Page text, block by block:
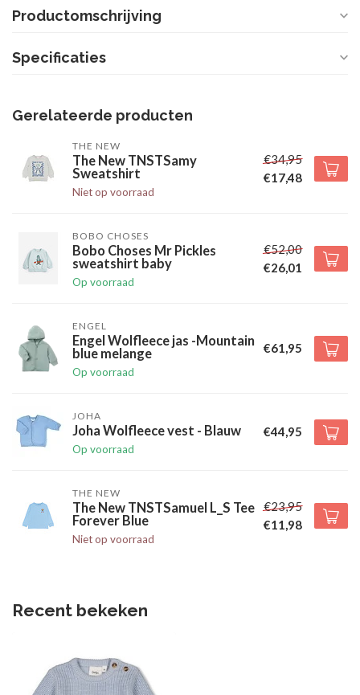
Productomschrijving
Specificaties
Gerelateerde producten
THE NEW
The New TNSTSamy
Sweatshirt
Niet op voorraad
€34,95
€17,48
BOBO CHOSES
Bobo Choses Mr Pickles
sweatshirt baby
Op voorraad
€52,00
€26,01
ENGEL
Engel Wolfleece jas -Mountain
blue melange
Op voorraad
€61,95
JOHA
Joha Wolfleece vest - Blauw
Op voorraad
€44,95
THE NEW
The New TNSTSamuel L_S Tee
Forever Blue
Niet op voorraad
€23,95
€11,98
Recent bekeken